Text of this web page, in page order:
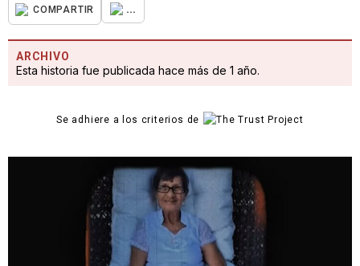
COMPARTIR ...
ARCHIVO
Esta historia fue publicada hace más de 1 año.
Se adhiere a los criterios de